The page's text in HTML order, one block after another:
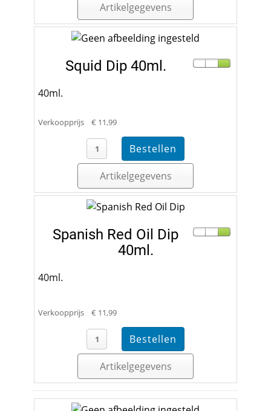
Artikelgegevens
Squid Dip 40ml.
40ml.
Verkoopprijs € 11,99
Artikelgegevens
Spanish Red Oil Dip
40ml.
40ml.
Verkoopprijs € 11,99
Artikelgegevens